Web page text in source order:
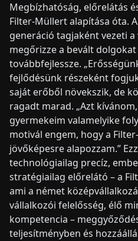
Megbízhatóság, előrelátás
Filter-Müllert alapítása óta.
generáció tagjaként vezeti
megőrizze a bevált
továbbfejlessze.
fejlődésünk részeként
saját erőből növekszik, de
ragadt marad. „Azt
gyermekeim valamelyike
motivál engem, hogy a
jövőképesre alapozzam.”
technológiailag precíz,
stratégiailag előrelátó – a
ami a német
vállalkozói felelősség, élő
kompetencia –
teljesítményben és